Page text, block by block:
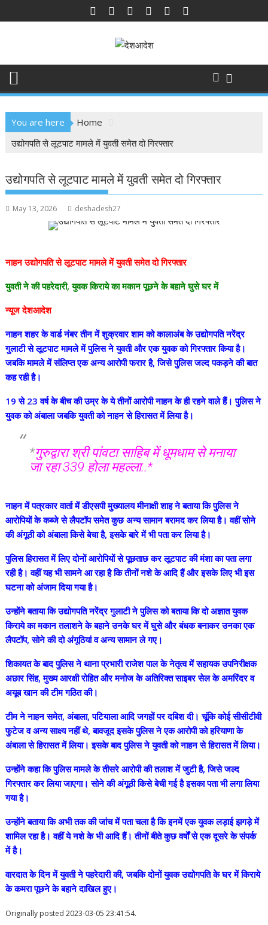
to
You are here
Home
उद्योगपति से लूटपाट मामले में युवती समेत दो गिरफ्तार
उद्योगपति से लूटपाट मामले में युवती समेत दो गिरफ्तार
May 13, 2026 deshadesh27
नाहन उद्योगपति से लूटपाट मामले में युवती समेत दो गिरफ्तार
युवती ने की पहरेदारी, युवक किराये का मकान पूछने के बहाने घुसे घर में
न्यूज देशआदेश
नाहन शहर के वार्ड नंबर तीन में शुक्रवार शाम को कालाअंब के उद्योगपति नरेंद्र
गुलाटी से लूटपाट मामले में पुलिस ने युवती और एक युवक को गिरफ्तार किया है।
जबकि मामले में संलिप्त एक अन्य आरोपी फरार है, जिसे पुलिस जल्द पकड़ने की बात
कह रही है।
19 से 23 वर्ष के बीच की उम्र के ये तीनों आरोपी नाहन के ही रहने वाले हैं। पुलिस ने
युवक को अंबाला जबकि युवती को नाहन से हिरासत में लिया है।
*गुरुद्वारा श्री पांवटा साहिब में धूमधाम से मनाया
जा रहा 339 होला महल्ला..*
नाहन में पत्रकार वार्ता में डीएसपी मुख्यालय मीनाक्षी शाह ने बताया कि पुलिस ने
आरोपियों के कब्जे से लैपटॉप समेत कुछ अन्य सामान बरामद कर लिया है। वहीं सोने
की अंगूठी को अंबाला किसे बेचा है, इसके बारे में भी पता कर लिया है।
पुलिस हिरासत में लिए दोनों आरोपियों से पूछताछ कर लूटपाट की मंशा का पता लगा
रही है। वहीं यह भी सामने आ रहा है कि तीनों नशे के आदि हैं और इसके लिए भी इस
घटना को अंजाम दिया गया है।
उन्होंने बताया कि उद्योगपति नरेंद्र गुलाटी ने पुलिस को बताया कि दो अज्ञात युवक
किराये का मकान तलाशने के बहाने उनके घर में घुसे और बंधक बनाकर उनका एक
लैपटॉप, सोने की दो अंगूठियां व अन्य सामान ले गए।
शिकायत के बाद पुलिस ने थाना प्रभारी राजेश पाल के नेतृत्व में सहायक उपनिरीक्षक
अछार सिंह, मुख्य आरक्षी रोहित और मनोज के अतिरिक्त साइबर सेल के अमरिंदर व
अयूब खान की टीम गठित की।
टीम ने नाहन समेत, अंबाला, पटियाला आदि जगहों पर दबिश दी। चूंकि कोई सीसीटीवी
फुटेज व अन्य साक्ष्य नहीं थे, बावजूद इसके पुलिस ने एक आरोपी को हरियाणा के
अंबाला से हिरासत में लिया। इसके बाद पुलिस ने युवती को नाहन से हिरासत में लिया।
उन्होंने कहा कि पुलिस मामले के तीसरे आरोपी की तलाश में जुटी है, जिसे जल्द
गिरफ्तार कर लिया जाएगा। सोने की अंगूठी किसे बेची गई है इसका पता भी लगा लिया
गया है।
उन्होंने बताया कि अभी तक की जांच में पता चला है कि इनमें एक युवक लड़ाई झगड़े में
शामिल रहा है। वहीं ये नशे के भी आदि हैं। तीनों बीते कुछ वर्षों से एक दूसरे के संपर्क
में है।
वारदात के दिन में युवती ने पहरेदारी की, जबकि दोनों युवक उद्योगपति के घर में किराये
के कमरा पूछने के बहाने दाखिल हुए।
Originally posted 2023-03-05 23:41:54.